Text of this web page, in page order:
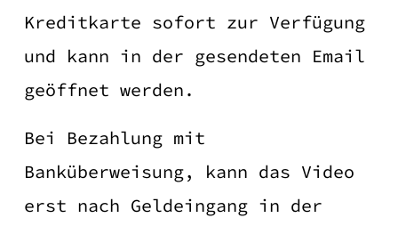
Kreditkarte sofort zur Verfügung
und kann in der gesendeten Email
geöffnet werden.
Bei Bezahlung mit
Banküberweisung, kann das Video
erst nach Geldeingang in der